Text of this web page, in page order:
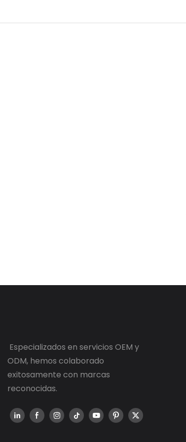
Especializados en servicios OEM y
ODM, hemos colaborado
exitosamente con marcas
reconocidas.